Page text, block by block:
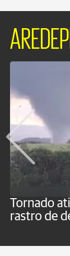
Tornado
rastro de